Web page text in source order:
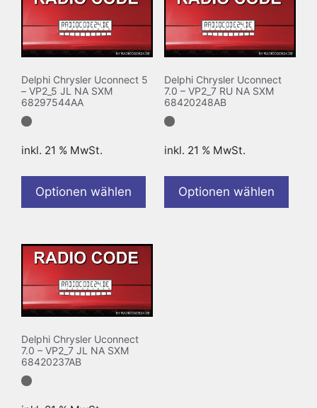
Delphi Chrysler Uconnect 5
– VP2_5 JL NA SXM
68297544AA
inkl. 21 % MwSt.
Optionen wählen
Delphi Chrysler Uconnect
7.0 – VP2_7 RU NA SXM
68420248AB
inkl. 21 % MwSt.
Optionen wählen
Delphi Chrysler Uconnect
7.0 – VP2_7 JL NA SXM
68420237AB